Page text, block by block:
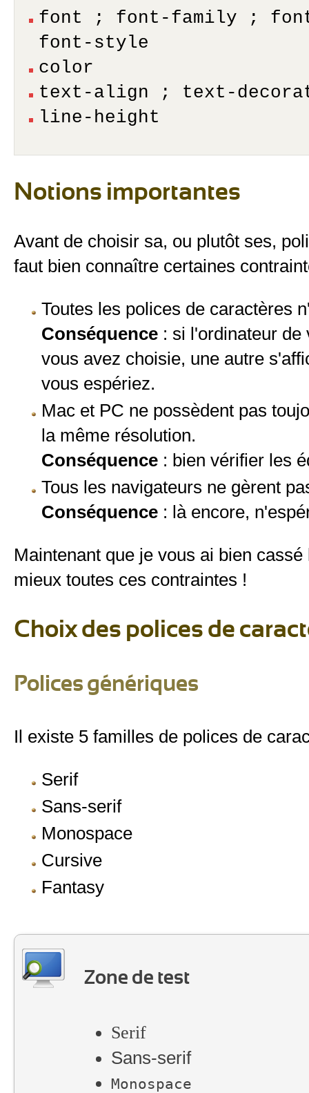
font ; font-family ;
font-style
color
text-align ; text-
line-height
Notions importantes
Avant de choisir sa, ou plutôt ses,
faut bien connaître certaines
Toutes les polices de caractères
Conséquence : si l'ordinateur de
vous avez choisie, une autre
vous espériez.
Mac et PC ne possèdent pas
la même résolution.
Conséquence : bien vérifier les
Tous les navigateurs ne gèrent
Conséquence : là encore,
Maintenant que je vous ai bien
mieux toutes ces contraintes !
Choix des polices de
Polices génériques
Il existe 5 familles de polices de
Serif
Sans-serif
Monospace
Cursive
Fantasy
Zone de test
Serif
Sans-serif
Monospace